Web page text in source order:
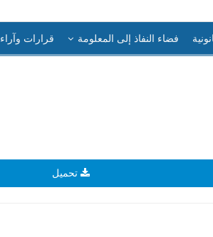
فضاء النفاذ إلى المعلومة قرارات وآراء
تحميل